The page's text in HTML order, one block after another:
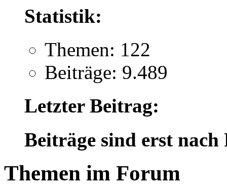
Statistik:
Themen: 122
Beiträge: 9.489
Letzter Beitrag:
Beiträge sind erst
Themen im Forum